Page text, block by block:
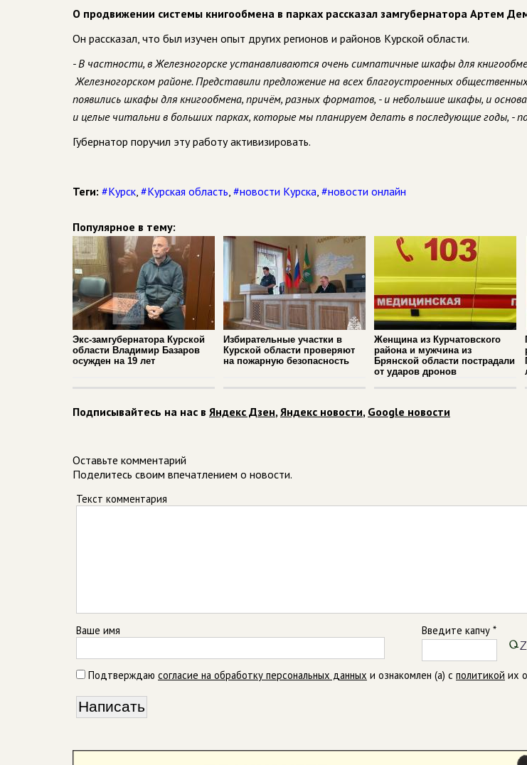
О продвижении системы книгообмена в парках рассказал замгубернатора Артем
Он рассказал, что был изучен опыт других регионов и районов Курской области.
- В частности, в Железногорске устанавливаются очень симпатичные шкафы для
Железногорском районе. Представили предложение на всех благоустроенных
появились шкафы для книгообмена, причём, разных форматов, - и небольшие шкафы, и
и целые читальни в больших парках, которые мы планируем делать в последующие годы, -
Губернатор поручил эту работу активизировать.
Теги: #Курск, #Курская область, #новости Курска, #новости онлайн
Популярное в тему:
Экс-замгубернатора Курской
области Владимир Базаров
осужден на 19 лет
Избирательные участки в
Курской области проверяют
на пожарную безопасность
Женщина из Курчатовского
района и мужчина из
Брянской области пострадали
от ударов дронов
Подписывайтесь на нас в Яндекс Дзен,Яндекс новости, Google новости
Оставьте комментарий
Поделитесь своим впечатлением о новости.
Текст комментария
Ваше имя Введите капчу *
Подтверждаю согласие на обработку персональных данных и ознакомлен (а) с политикой их